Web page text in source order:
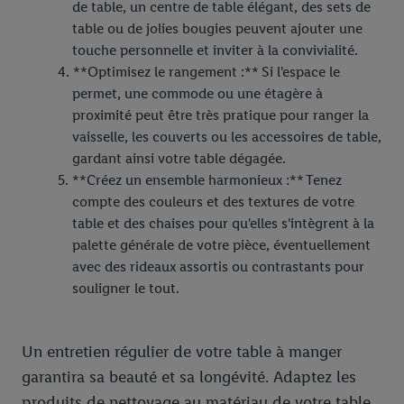
de table, un centre de table élégant, des sets de
table ou de jolies bougies peuvent ajouter une
touche personnelle et inviter à la convivialité.
**Optimisez le rangement :** Si l'espace le
permet, une commode ou une étagère à
proximité peut être très pratique pour ranger la
vaisselle, les couverts ou les accessoires de table,
gardant ainsi votre table dégagée.
**Créez un ensemble harmonieux :** Tenez
compte des couleurs et des textures de votre
table et des chaises pour qu'elles s'intègrent à la
palette générale de votre pièce, éventuellement
avec des rideaux assortis ou contrastants pour
souligner le tout.
Un entretien régulier de votre table à manger
garantira sa beauté et sa longévité. Adaptez les
dont dispose Criteo S.A.
Sous « Personnaliser », vous pouvez autoriser des finalités
individuelles et trouver de plus amples informations sur le
traitement des données.
En cliquant sur « Refuser », vous pouvez autoriser uniquement
l’utilisation des technologies nécessaires. En cliquant sur «
Accepter », vous autorisez tous les traitements pour toutes les
finalités susmentionnées. Vous trouverez de plus amples
informations sur la durée de conservation des données et votre
droit de révoquer votre consentement à tout moment avec effet
pour l’avenir dans notredéclaration relative à la protection des
.Vous trouverez les impressions ici.